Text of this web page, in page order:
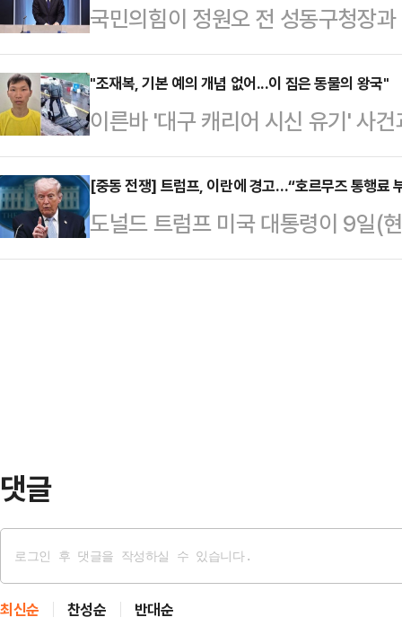
한 소방 당국은 A군을 병원으로 옮
골절상을 입어 응급치료를 받았으
과 소방 당국은 정확한 경위를 조사
국민의힘이 정원오 전 성동구청장
시장과 부산시장 후보로 결정되자
더라도 임기를 온전히 마칠 수 있을
한 것은 명백한 시민 모독"이라고
10일 논평을 통해 "시한부 후보로
의가 공천의 기준인가"라고 날을
로 정원오 전 성동구청장을 부산시
서울과 부산 시민 앞에 내놓…
"조재복, 기본 예의 개념 없어...이 집은 동물의 왕국"
이른바 '대구 캐리어 시신 유기' 사
로 사건을 봐서는 안된다"고 강조
성 순천향대 경찰행정학과 교수는
하천에 유기한 조재복(26)에 대해 "
의 개념이 없었던 것 같다"며 "일반
[중동 전쟁] 트럼프, 이란에 경고…“호르무즈 통행료
도널드 트럼프 미국 대통령이 9일(
부과 움직임에 대해 경고했다. 이란
댓글
최신순 찬성순 반대순